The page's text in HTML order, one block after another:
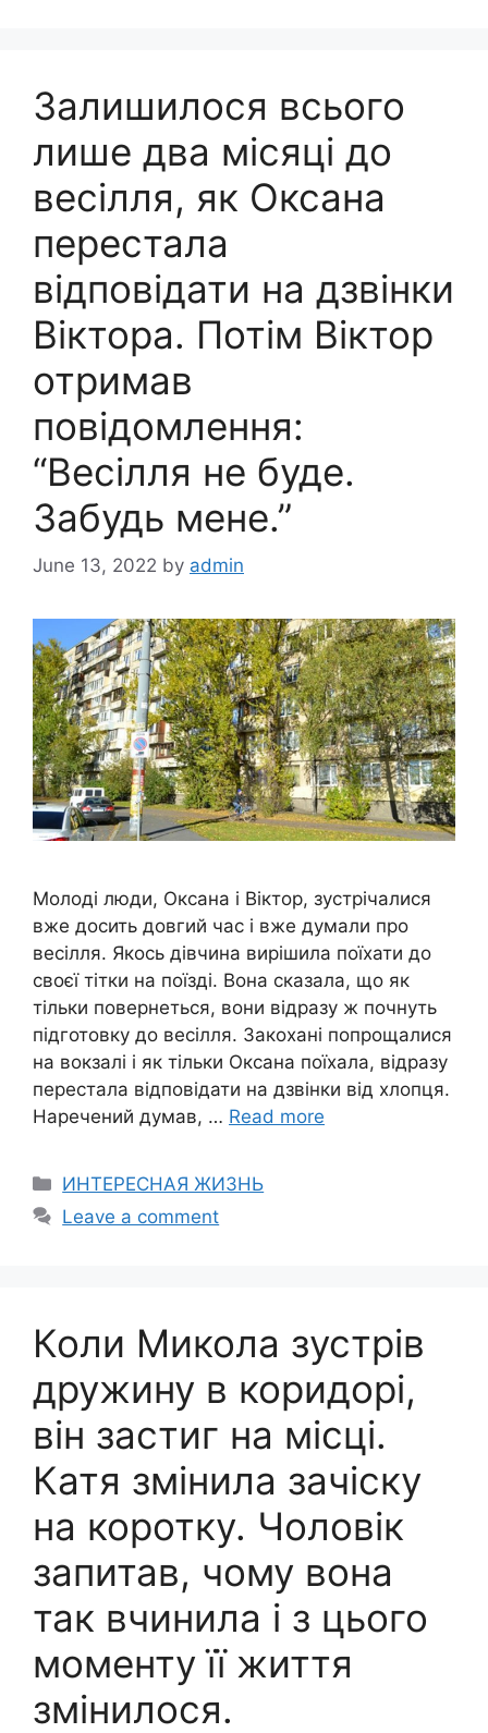
Залишилося всього
лише два місяці до
весілля, як Оксана
перестала
відповідати на дзвінки
Віктора. Потім Віктор
отримав
повідомлення:
“Весілля не буде.
Забудь мене.”
June 13, 2022 by admin
Молоді люди, Оксана і Віктор, зустрічалися
вже досить довгий час і вже думали про
весілля. Якось дівчина вирішила поїхати до
своєї тітки на поїзді. Вона сказала, що як
тільки повернеться, вони відразу ж почнуть
підготовку до весілля. Закохані попрощалися
на вокзалі і як тільки Оксана поїхала, відразу
перестала відповідати на дзвінки від хлопця.
Наречений думав, … Read more
Categories
ИНТЕРЕСНАЯ ЖИЗНЬ
Leave a comment
Коли Микола зустрів
дружину в коридорі,
він застиг на місці.
Катя змінила зачіску
на коротку. Чоловік
запитав, чому вона
так вчинила і з цього
моменту її життя
змінилося.